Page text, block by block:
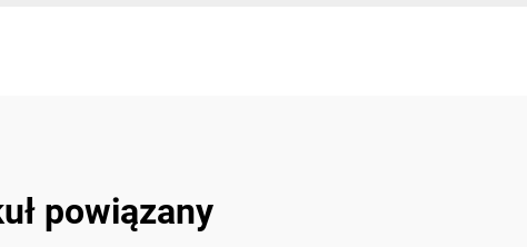
powiązany